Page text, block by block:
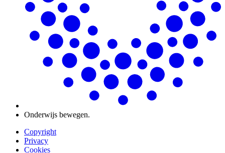
Onderwijs bewegen.
Copyright
Privacy
Cookies